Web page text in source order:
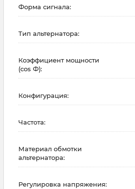
Форма сигнала:
Тип альтернатора:
Коэффициент мощности
(cos Ф):
Конфигурация:
Частота:
Материал обмотки
альтернатора:
Регулировка напряжения: